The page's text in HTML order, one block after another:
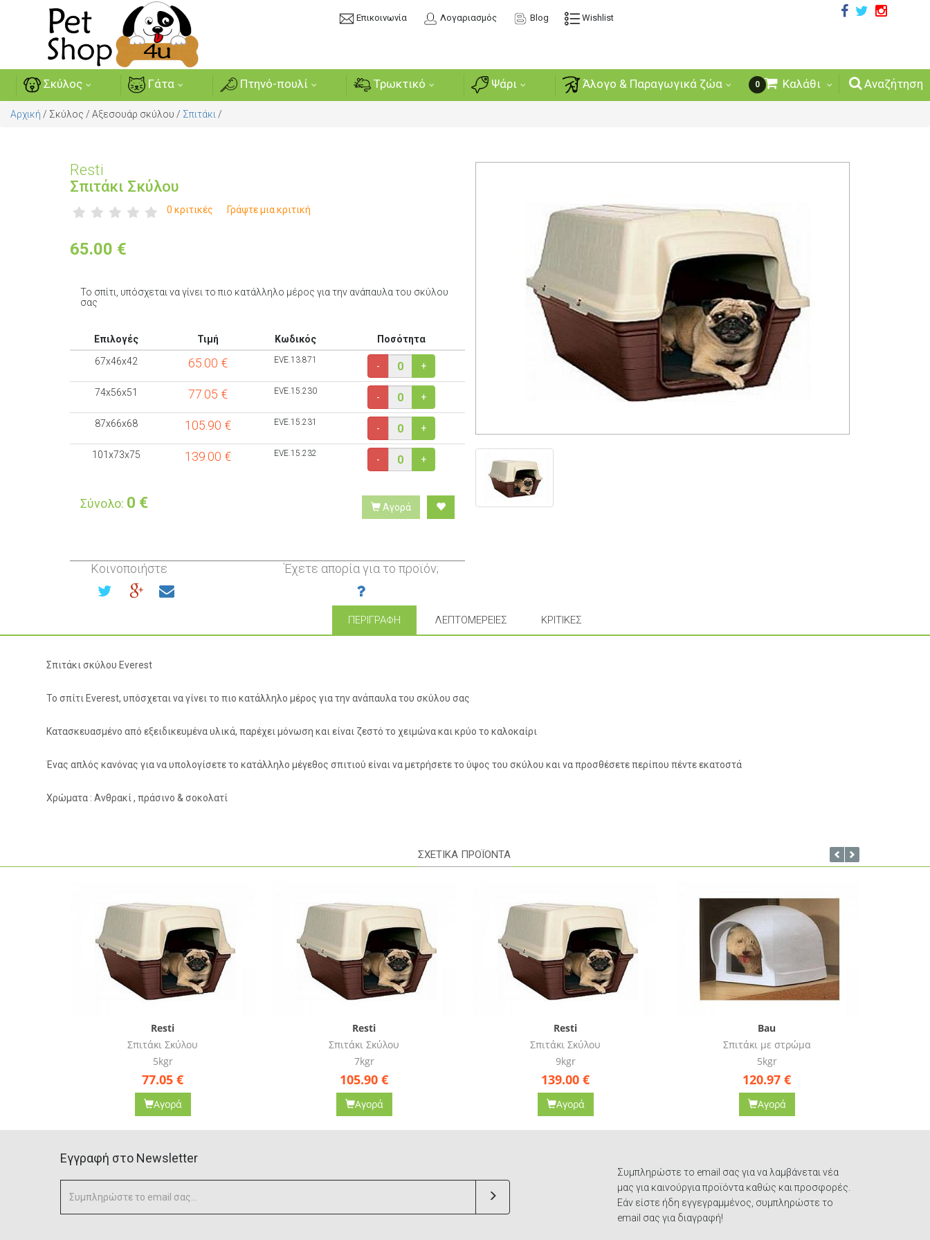
Επικοινωνία Λογαριασμός Blog Wishlist
Σκύλος Γάτα Πτηνό-πουλί Τρωκτικό Ψάρι Άλογο & Παραγωγικά ζώα Αναζήτηση
0 Καλάθι
Αρχική / Σκύλος / Αξεσουάρ σκύλου / Σπιτάκι /
Resti
Σπιτάκι Σκύλου
0 κριτικές Γράψτε μια κριτική
65.00 €
Το σπίτι, υπόσχεται να γίνει το πιο κατάλληλο μέρος για την ανάπαυλα του σκύλου
σας
Επιλογές Τιμή Κωδικός
Ποσότητα
67x46x42
65.00 € EVE.13.871
- +
74x56x51 77.05 € EVE.15.230
- +
87x66x68 105.90 € EVE.15.231
- +
101x73x75 139.00 € EVE.15.232
- +
Σύνολο: 0 € Αγορά
Κοινοποιήστε Έχετε απορία για το προϊόν;
ΠΕΡΙΓΡΑΦΉ ΛΕΠΤΟΜΈΡΕΙΕΣ ΚΡΙΤΙΚΈΣ
Σπιτάκι σκύλου Everest
Το σπίτι Everest, υπόσχεται να γίνει το πιο κατάλληλο μέρος για την ανάπαυλα του σκύλου σας
Κατασκευασμένο από εξειδικευμένα υλικά, παρέχει μόνωση και είναι ζεστό το χειμώνα και κρύο το καλοκαίρι
Ένας απλός κανόνας για να υπολογίσετε το κατάλληλο μέγεθος σπιτιού είναι να μετρήσετε το ύψος του σκύλου και να προσθέσετε περίπου πέντε εκατοστά
Χρώματα : Ανθρακί , πράσινο & σοκολατί
ΣΧΕΤΙΚΑ ΠΡΟΪΟΝΤΑ
Resti
Σπιτάκι Σκύλου
7kgr
105.90€
Αγορά
Resti
Σπιτάκι Σκύλου
9kgr
139.00 €
Αγορά
Bau
Σπιτάκι με στρώμα
5kgr
120.97 €
Αγορά
Bau
Σπιτάκι με στρώμα
7kgr
95.68 €
Αγορά
Eγγραφή στο Newsletter
Συμπληρώστε το email σας για να λαμβάνεται νέα
μας για καινούργια προϊόντα καθώς και προσφορές.
Εάν είστε ήδη εγγεγραμμένος, συμπληρώστε το
email σας για διαγραφή!